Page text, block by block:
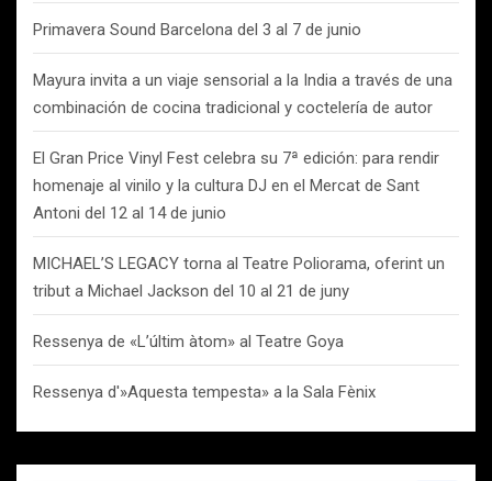
Primavera Sound Barcelona del 3 al 7 de junio
Mayura invita a un viaje sensorial a la India a través de una
combinación de cocina tradicional y coctelería de autor
El Gran Price Vinyl Fest celebra su 7ª edición: para rendir
homenaje al vinilo y la cultura DJ en el Mercat de Sant
Antoni del 12 al 14 de junio
MICHAEL’S LEGACY torna al Teatre Poliorama, oferint un
tribut a Michael Jackson del 10 al 21 de juny
Ressenya de «L’últim àtom» al Teatre Goya
Ressenya d'»Aquesta tempesta» a la Sala Fènix